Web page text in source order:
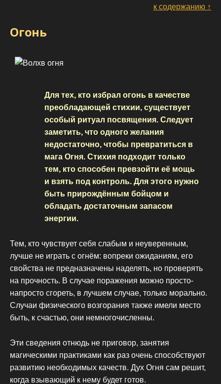
к содержанию ↑
Огонь
Для тех, кто избрал огонь в качестве
преобладающей стихии, существует
особый ритуал посвящения. Следует
заметить, что одного желания
недостаточно, чтобы превратиться в
мага Огня. Стихия подходит только
тем, кто способен превзойти её мощь
и взять под контроль. Для этого нужно
быть прирождённым бойцом и
обладать достаточным запасом
энергии.
Тем, кто чувствует себя слабым и неуверенным,
лучше не играть с огнём: вопреки ожиданиям, его
свойства не предназначены наделять, но проверять
на прочность. В случае поражения можно просто-
напросто сгореть, в лучшем случае, только морально.
Случаи физического возгорания также имели место
быть, к счастью, они немногочисленны.
Эти сведения отнюдь не приговор, занятия
магическими практиками как раз очень способствуют
развитию необходимых качеств. Дух Огня сам решит,
когда взывающий к нему будет готов.